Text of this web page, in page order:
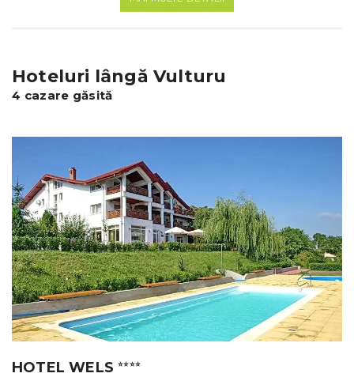
Hoteluri lângă Vulturu
4 cazare găsită
HOTEL WELS⭐⭐⭐⭐